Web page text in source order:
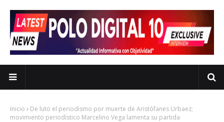
Inicio
De luto el periodismo por muerte de Aristófanes Urbaez;
movimiento periodístico Marcelino Vega lamenta su partida